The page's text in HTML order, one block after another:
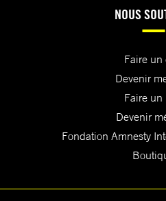
NOUS
Faire un
Devenir
Faire un
Devenir
Fondation Amnesty